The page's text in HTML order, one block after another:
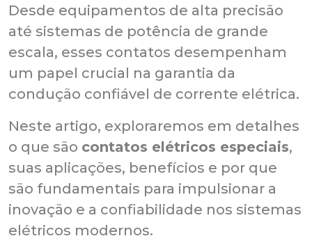
Desde equipamentos de alta precisão
até sistemas de potência de grande
escala, esses contatos desempenham
um papel crucial na garantia da
condução confiável de corrente elétrica.
Neste artigo, exploraremos em detalhes
o que são contatos elétricos especiais,
suas aplicações, benefícios e por que
são fundamentais para impulsionar a
inovação e a confiabilidade nos sistemas
elétricos modernos.